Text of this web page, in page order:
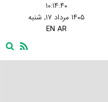
۱۰:۱۴:۴۱
۱۴۰۵ مرداد ۱۷, شنبه
EN AR